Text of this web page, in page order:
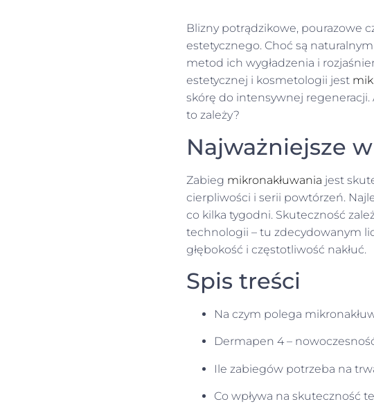
Blizny potrądzikowe, pourazowe
estetycznego. Choć są
metod ich wygładzenia i
estetycznej i kosmetologii jest
skórę do intensywnej regeneracji.
to zależy?
Najważniejsze
Zabieg mikronakłuwania jest
cierpliwości i serii powtórzeń.
co kilka tygodni. Skuteczność
technologii – tu zdecydowanym
głębokość i częstotliwość nakłuć.
Spis treści
Na czym polega
Dermapen 4 –
Ile zabiegów potrzeba na
Co wpływa na skuteczność